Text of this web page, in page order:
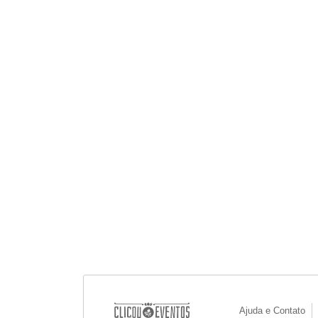
Ajuda e Contato